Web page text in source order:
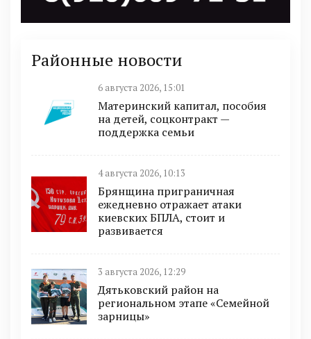
Районные новости
6 августа 2026, 15:01
Материнский капитал, пособия
на детей, соцконтракт —
поддержка семьи
4 августа 2026, 10:13
Брянщина приграничная
ежедневно отражает атаки
киевских БПЛА, стоит и
развивается
3 августа 2026, 12:29
Дятьковский район на
региональном этапе «Семейной
зарницы»